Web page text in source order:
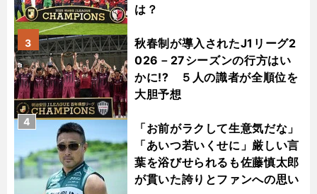
は？
秋春制が導入されたJ1リーグ2
026－27シーズンの行方はい
かに!? ５人の識者が全順位を
大胆予想
3
「お前がラクして生意気だな」
「あいつ若いくせに」厳しい言
葉を浴びせられるも佐藤慎太郎
が貫いた誇りとファンへの思い
4